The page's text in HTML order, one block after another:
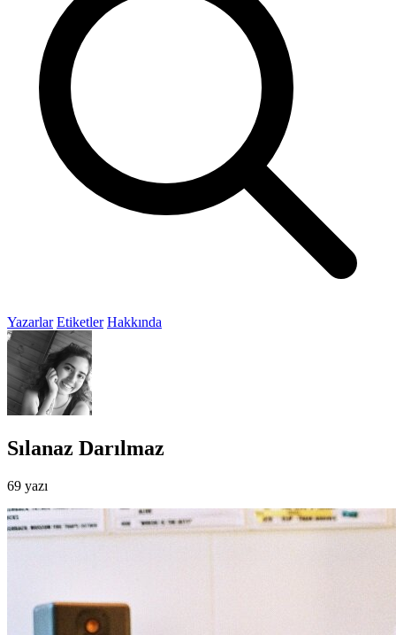
Yazarlar Etiketler Hakkında
Sılanaz Darılmaz
69 yazı